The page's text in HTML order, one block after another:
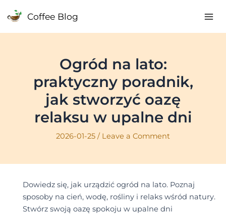
Coffee Blog
Ogród na lato:
praktyczny poradnik,
jak stworzyć oazę
relaksu w upalne dni
2026-01-25 / Leave a Comment
Dowiedz się, jak urządzić ogród na lato. Poznaj
sposoby na cień, wodę, rośliny i relaks wśród natury.
Stwórz swoją oazę spokoju w upalne dni